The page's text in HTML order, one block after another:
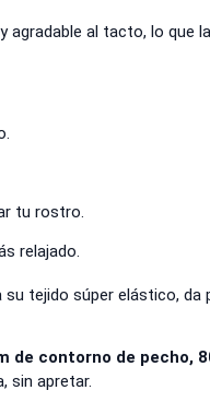
agradable al tacto, lo que
tu rostro.
relajado.
tejido súper elástico,
de contorno de pecho,
sin apretar.